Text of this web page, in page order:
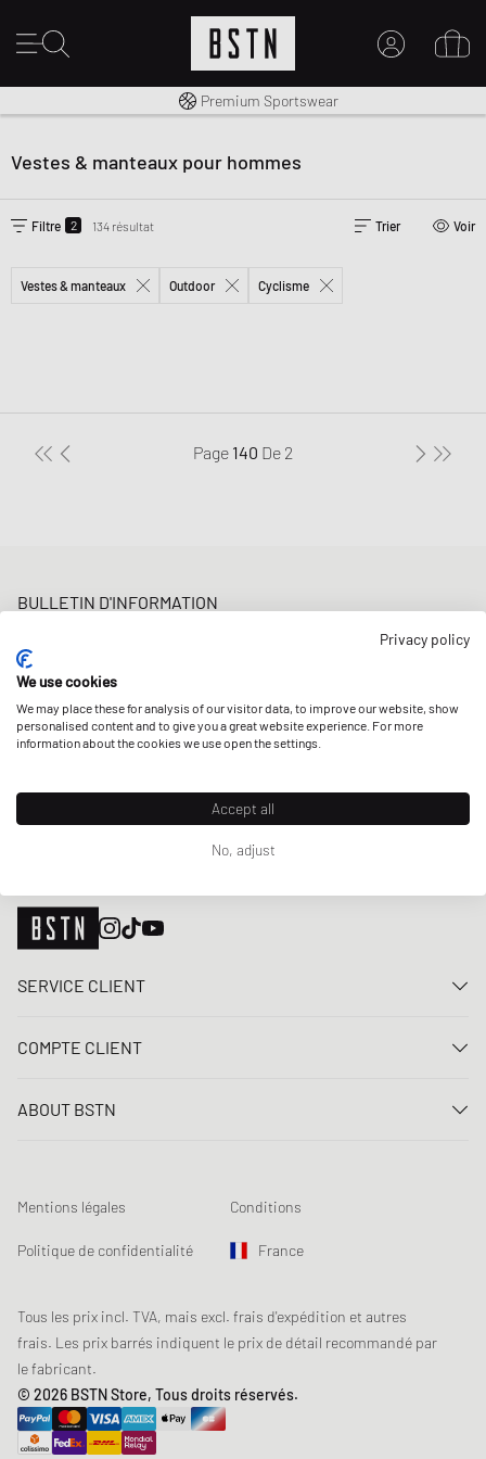
CRÉER UN COMPTE
Livraison gratuite dès 100€
Premium Sportswear
Vestes & manteaux pour hommes
Filtre 2 134 résultat Trier Voir
Vestes & manteaux Outdoor Cyclisme
Page 140 De 2
BULLETIN D'INFORMATION
Raffles et les New Arrivals. Inscrivez-vous dès maintenant!
Adresse e-mail
INSCRIS-TOI
NOS MAGASINS
SERVICE CLIENT
FAQ
Loyalty Program
Sécurité des produits
COMPTE CLIENT
Créer un compte
Abonnement à la newsletter
Suivi des données
ABOUT BSTN
Chronicles
Sustainability
Réduction pour étudiants: Unidays
Réduction pour étudiants: Studentbeans
Réduction pour étudiants: EDiU
Mentions légales Conditions
Politique de confidentialité France
Tous les prix incl. TVA, mais excl. frais d'expédition et autres
frais. Les prix barrés indiquent le prix de détail recommandé par
le fabricant.
© 2026 BSTN Store, Tous droits réservés.
Privacy policy
We use cookies
We may place these for analysis of our visitor data, to improve our website, show
personalised content and to give you a great website experience. For more
information about the cookies we use open the settings.
Accept all
No, adjust